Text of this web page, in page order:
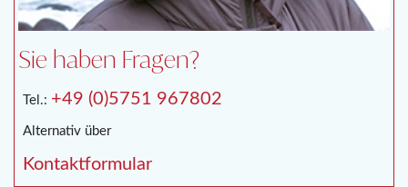
Sie haben Fragen?
Tel.: +49 (0)5751 967802
Alternativ über
Kontaktformular